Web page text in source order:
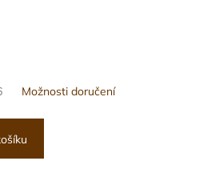
Možnosti doručení